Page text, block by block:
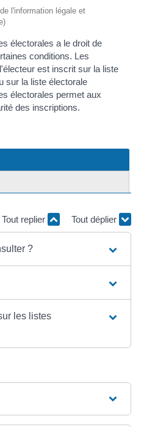
l'information légale et
électorales a le droit de
conditions. Les
est inscrit sur la liste
sur la liste électorale
électorales permet aux
des inscriptions.
Tout replier Tout déplier
?
les listes